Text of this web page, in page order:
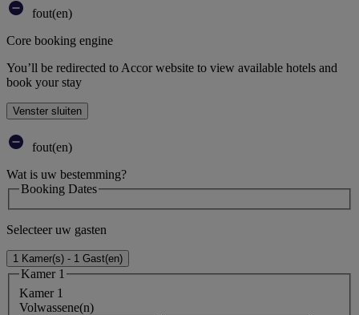
fout(en)
Core booking engine
You’ll be redirected to Accor website to view available hotels and
book your stay
Venster sluiten
fout(en)
Wat is uw bestemming?
Booking Dates
Selecteer uw gasten
1 Kamer(s) - 1 Gast(en)
Kamer 1
Kamer 1
Volwassene(n)